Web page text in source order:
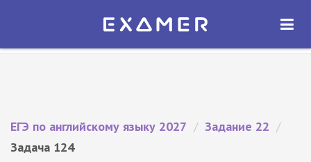
Экзамер — ЕГЭ 2027
ОТКРЫТЬ
ЕГЭ по английскому языку 2027 / Задание 22 /
Задача 124